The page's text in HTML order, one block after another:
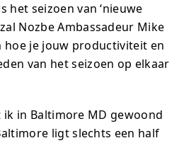
het seizoen van ‘nieuwe
Nozbe Ambassadeur Mike
hoe je jouw productiviteit en
van het seizoen op elkaar
in Baltimore MD gewoond
ligt slechts een half